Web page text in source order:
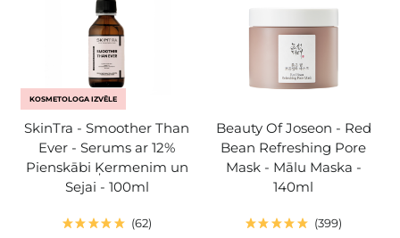
KOSMETOLOGA IZVĒLE
SkinTra - Smoother Than
Ever - Serums ar 12%
Pienskābi Ķermenim un
Sejai - 100ml
62
Beauty Of Joseon - Red
Bean Refreshing Pore
Mask - Mālu Maska -
140ml
399